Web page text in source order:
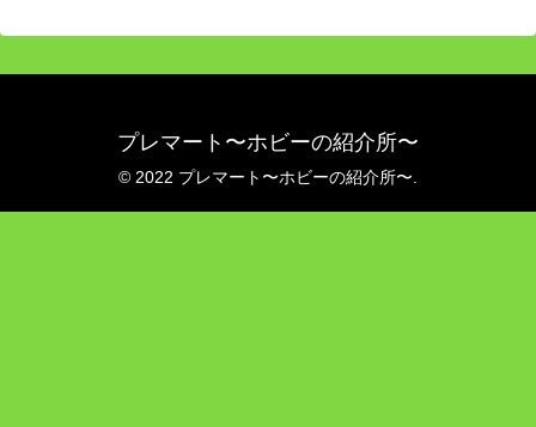
プレマート〜ホビーの紹介所〜
© 2022 プレマート〜ホビーの紹介所〜.